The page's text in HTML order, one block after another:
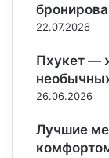
22.07.2026
Пхукет —
26.06.2026
Лучшие